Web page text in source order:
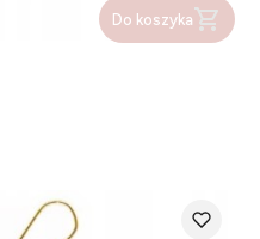
Do koszyka